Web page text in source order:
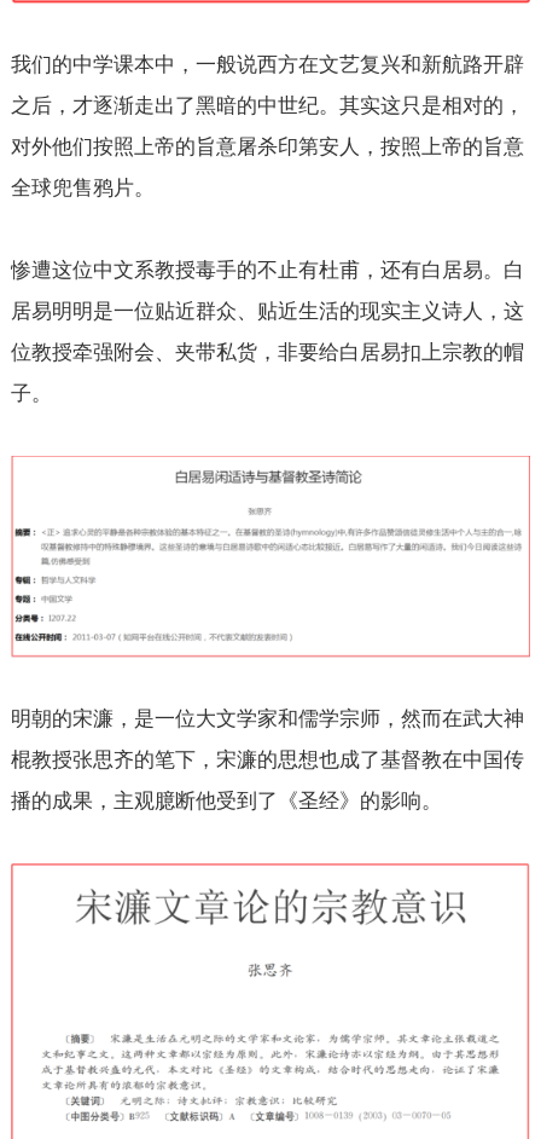
我们的中学课本中，一般说西方在文艺复兴和新航路开辟
之后，才逐渐走出了黑暗的中世纪。其实这只是相对的，
对外他们按照上帝的旨意屠杀印第安人，按照上帝的旨意
全球兜售鸦片。
惨遭这位中文系教授毒手的不止有杜甫，还有白居易。白
居易明明是一位贴近群众、贴近生活的现实主义诗人，这
位教授牵强附会、夹带私货，非要给白居易扣上宗教的帽
子。
明朝的宋濂，是一位大文学家和儒学宗师，然而在武大神
棍教授张思齐的笔下，宋濂的思想也成了基督教在中国传
播的成果，主观臆断他受到了《圣经》的影响。